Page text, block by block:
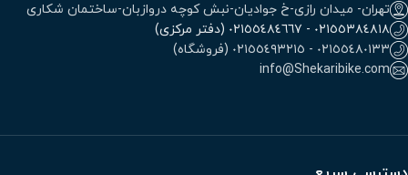
تهران- میدان رازی-خ جوادیان-نبش کوچه دروازبان-ساختمان شکاری
٠٢١٥٥٣٨٤٨١٨ - ٠٢١٥٥٤٨٤٦٦٧ (دفتر مرکزی)
٠٢١٥٥٤٨٠١٣٣ - ٠٢١٥٥٤٩٣٢١٥ (فروشگاه)
info@Shekaribike.com